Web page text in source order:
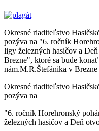
Okresné riaditeľstvo
pozýva na "6. ročník
ligy železných hasičov a
Brezne", ktoré sa bude
nám.M.R.Štefánika v
Okresné riaditeľstvo
pozýva na
"6. ročník Horehronský
železných hasičov a Deň